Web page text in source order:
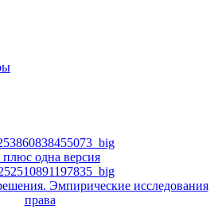
одна версия
Эмпирические исследования
права